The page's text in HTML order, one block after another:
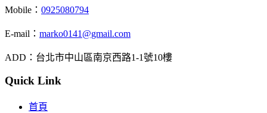
Mobile： 0925080794
E-mail： marko0141@gmail.com
ADD：台北市中山區南京西路1-1號10樓
Quick Link
首頁